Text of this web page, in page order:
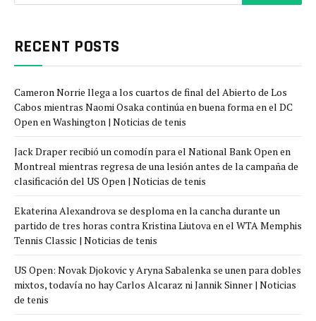
RECENT POSTS
Cameron Norrie llega a los cuartos de final del Abierto de Los
Cabos mientras Naomi Osaka continúa en buena forma en el DC
Open en Washington | Noticias de tenis
Jack Draper recibió un comodín para el National Bank Open en
Montreal mientras regresa de una lesión antes de la campaña de
clasificación del US Open | Noticias de tenis
Ekaterina Alexandrova se desploma en la cancha durante un
partido de tres horas contra Kristina Liutova en el WTA Memphis
Tennis Classic | Noticias de tenis
US Open: Novak Djokovic y Aryna Sabalenka se unen para dobles
mixtos, todavía no hay Carlos Alcaraz ni Jannik Sinner | Noticias
de tenis